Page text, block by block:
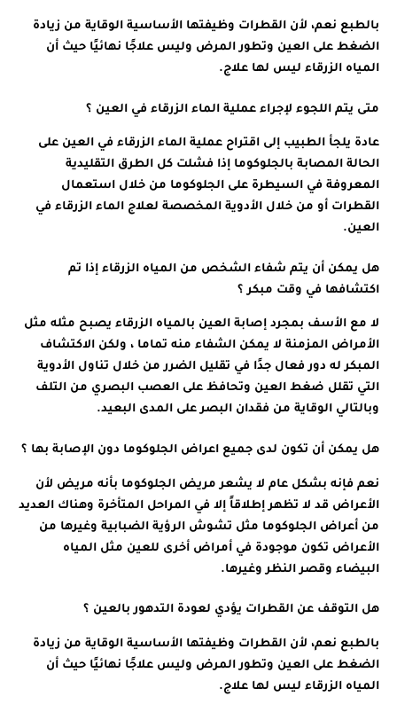
بالطبع نعم، لأن القطرات وظيفتها الأساسية الوقاية من زيادة
الضغط على العين وتطور المرض وليس علاجًا نهائيًا حيث أن
المياه الزرقاء ليس لها علاج.
متى يتم اللجوء لإجراء عملية الماء الزرقاء في العين ؟
عادة يلجأ الطبيب إلى اقتراح عملية الماء الزرقاء في العين على
الحالة المصابة بالجلوكوما إذا فشلت كل الطرق التقليدية
المعروفة في السيطرة على الجلوكوما من خلال استعمال
القطرات أو من خلال الأدوية المخصصة لعلاج الماء الزرقاء في
العين.
هل يمكن أن يتم شفاء الشخص من المياه الزرقاء إذا تم
اكتشافها في وقت مبكر ؟
لا مع الأسف بمجرد إصابة العين بالمياه الزرقاء يصبح مثله مثل
الأمراض المزمنة لا يمكن الشفاء منه تماما ، ولكن الاكتشاف
المبكر له دور فعال جدًا في تقليل الضرر من خلال تناول الأدوية
التي تقلل ضغط العين وتحافظ على العصب البصري من التلف
وبالتالي الوقاية من فقدان البصر على المدى البعيد.
هل يمكن أن تكون لدى جميع اعراض الجلوكوما دون الإصابة بها ؟
نعم فإنه بشكل عام لا يشعر مريض الجلوكوما بأنه مريض لأن
الأعراض قد لا تظهر إطلاقاً إلا في المراحل المتأخرة وهناك العديد
من أعراض الجلوكوما مثل تشوش الرؤية الضبابية وغيرها من
الأعراض تكون موجودة في أمراض أخرى للعين مثل المياه
البيضاء وقصر النظر وغيرها.
هل التوقف عن القطرات يؤدي لعودة التدهور بالعين ؟
بالطبع نعم، لأن القطرات وظيفتها الأساسية الوقاية من زيادة
الضغط على العين وتطور المرض وليس علاجًا نهائيًا حيث أن
المياه الزرقاء ليس لها علاج.